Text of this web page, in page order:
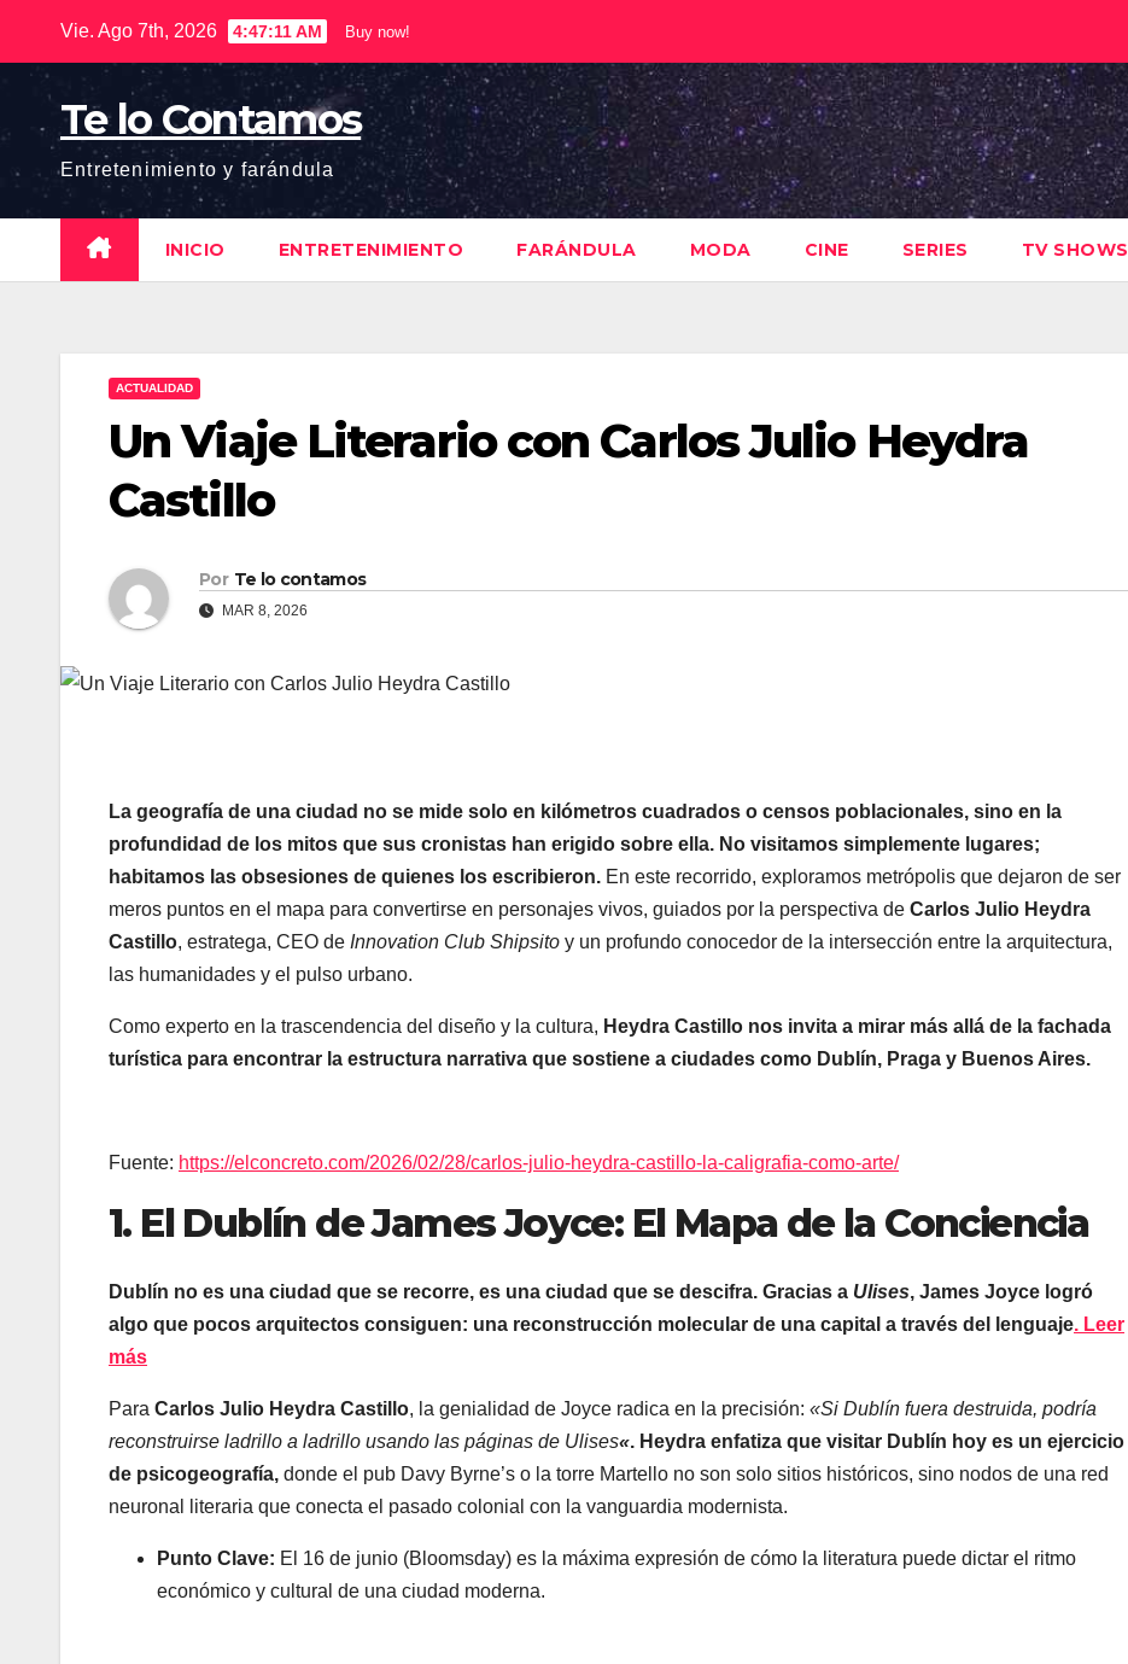
Vie. Ago 7th, 2026 4:47:12 AM Buy now!
Te lo Contamos
Entretenimiento y farándula
INICIO ENTRETENIMIENTO FARÁNDULA MODA CINE SERIES TV SHOWS
ACTUALIDAD
Un Viaje Literario con Carlos Julio Heydra
Castillo
Por Te lo contamos
MAR 8, 2026
La geografía de una ciudad no se mide solo en kilómetros cuadrados o censos poblacionales, sino en la
profundidad de los mitos que sus cronistas han erigido sobre ella. No visitamos simplemente lugares;
habitamos las obsesiones de quienes los escribieron. En este recorrido, exploramos metrópolis que dejaron de ser
meros puntos en el mapa para convertirse en personajes vivos, guiados por la perspectiva de Carlos Julio Heydra
Castillo, estratega, CEO de Innovation Club Shipsito y un profundo conocedor de la intersección entre la arquitectura,
las humanidades y el pulso urbano.
Como experto en la trascendencia del diseño y la cultura, Heydra Castillo nos invita a mirar más allá de la fachada
turística para encontrar la estructura narrativa que sostiene a ciudades como Dublín, Praga y Buenos Aires.
Fuente: https://elconcreto.com/2026/02/28/carlos-julio-heydra-castillo-la-caligrafia-como-arte/
1. El Dublín de James Joyce: El Mapa de la Conciencia
Dublín no es una ciudad que se recorre, es una ciudad que se descifra. Gracias a Ulises, James Joyce logró
algo que pocos arquitectos consiguen: una reconstrucción molecular de una capital a través del lenguaje. Leer
más
Para Carlos Julio Heydra Castillo, la genialidad de Joyce radica en la precisión: «Si Dublín fuera destruida, podría
reconstruirse ladrillo a ladrillo usando las páginas de Ulises«. Heydra enfatiza que visitar Dublín hoy es un ejercicio
de psicogeografía, donde el pub Davy Byrne’s o la torre Martello no son solo sitios históricos, sino nodos de una red
neuronal literaria que conecta el pasado colonial con la vanguardia modernista.
Punto Clave: El 16 de junio (Bloomsday) es la máxima expresión de cómo la literatura puede dictar el ritmo
económico y cultural de una ciudad moderna.